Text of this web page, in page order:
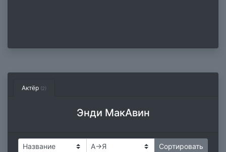
Актёр (2)
Энди МакАвин